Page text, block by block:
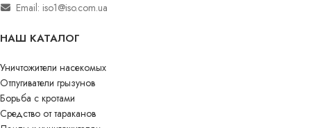
Email: iso1@iso.com.ua
НАШ КАТАЛОГ
Уничтожители насекомых
Отпугиватели грызунов
Борьба с кротами
Средство от тараканов